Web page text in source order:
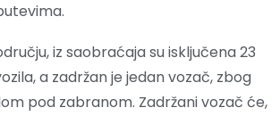
iz saobraćaja su isključena 23
a zadržan je jedan vozač, zbog
pod zabranom. Zadržani vozač će,